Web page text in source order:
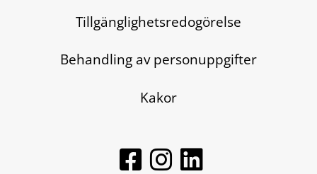
Tillgänglighetsredogörelse
Behandling av personuppgifter
Kakor